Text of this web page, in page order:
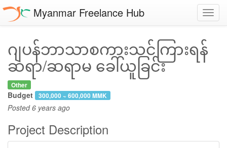
Myanmar Freelance Hub
ဂျပန်ဘာသာစကားသင်ကြားရန်
ဆရာ/ဆရာမ ခေါ်ယူခြင်း
Other
Budget 300,000 ~ 600,000 MMK
Posted6 years ago
Project Description